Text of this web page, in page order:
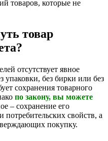
товаров, которые не
товар
отсутствует явное
упаковки, без бирки или без
сохранения товарного
по закону, вы можете
– сохранение его
свойств, а
покупку.